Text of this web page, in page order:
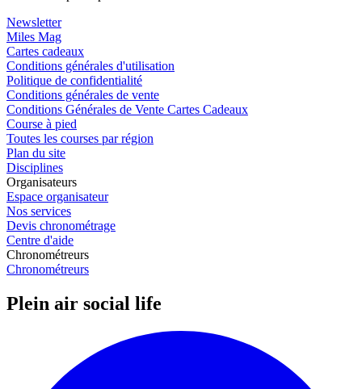
Newsletter
Miles Mag
Cartes cadeaux
Conditions générales d'utilisation
Politique de confidentialité
Conditions générales de vente
Conditions Générales de Vente Cartes Cadeaux
Course à pied
Toutes les courses par région
Plan du site
Disciplines
Organisateurs
Espace organisateur
Nos services
Devis chronométrage
Centre d'aide
Chronométreurs
Chronométreurs
Plein air social life